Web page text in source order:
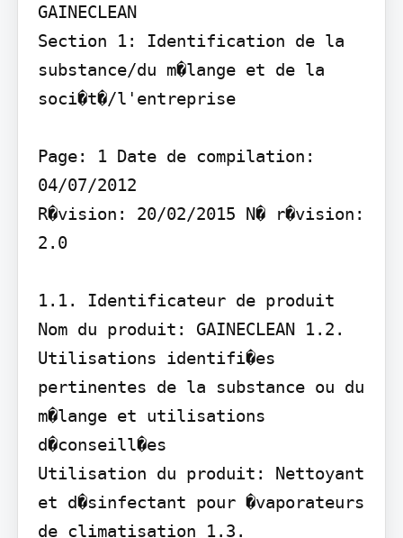
GAINECLEAN
Section 1: Identification de la
substance/du m�lange et de la
soci�t�/l'entreprise
Page: 1 Date de compilation:
04/07/2012
R�vision: 20/02/2015 N� r�vision:
2.0
1.1. Identificateur de produit
Nom du produit: GAINECLEAN 1.2.
Utilisations identifi�es
pertinentes de la substance ou du
m�lange et utilisations
d�conseill�es
Utilisation du produit: Nettoyant
et d�sinfectant pour �vaporateurs
de climatisation 1.3.